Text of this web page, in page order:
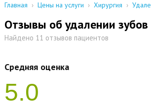
Главная › Цены на услуги › Хирургия ›
Отзывы об удалении зубов
Найдено 11 отзывов пациентов
Средняя оценка
5.0